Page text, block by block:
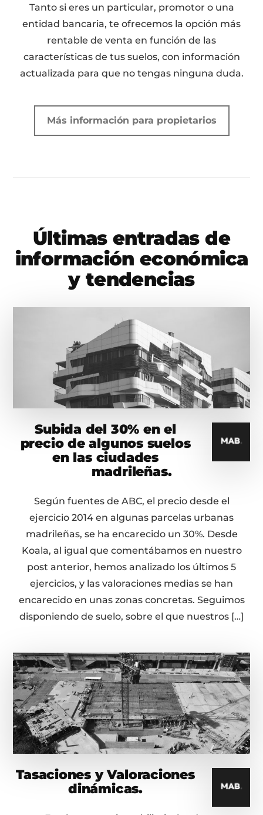
Tanto si eres un particular, promotor o una
entidad bancaria, te ofrecemos la opción más
rentable de venta en función de las
características de tus suelos, con información
actualizada para que no tengas ninguna duda.
Más información para propietarios
Últimas entradas de
información económica
y tendencias
Subida del 30% en el
precio de algunos suelos
en las ciudades
madrileñas.
Según fuentes de ABC, el precio desde el
ejercicio 2014 en algunas parcelas urbanas
madrileñas, se ha encarecido un 30%. Desde
Koala, al igual que comentábamos en nuestro
post anterior, hemos analizado los últimos 5
ejercicios, y las valoraciones medias se han
encarecido en unas zonas concretas. Seguimos
disponiendo de suelo, sobre el que nuestros […]
Tasaciones y Valoraciones
dinámicas.